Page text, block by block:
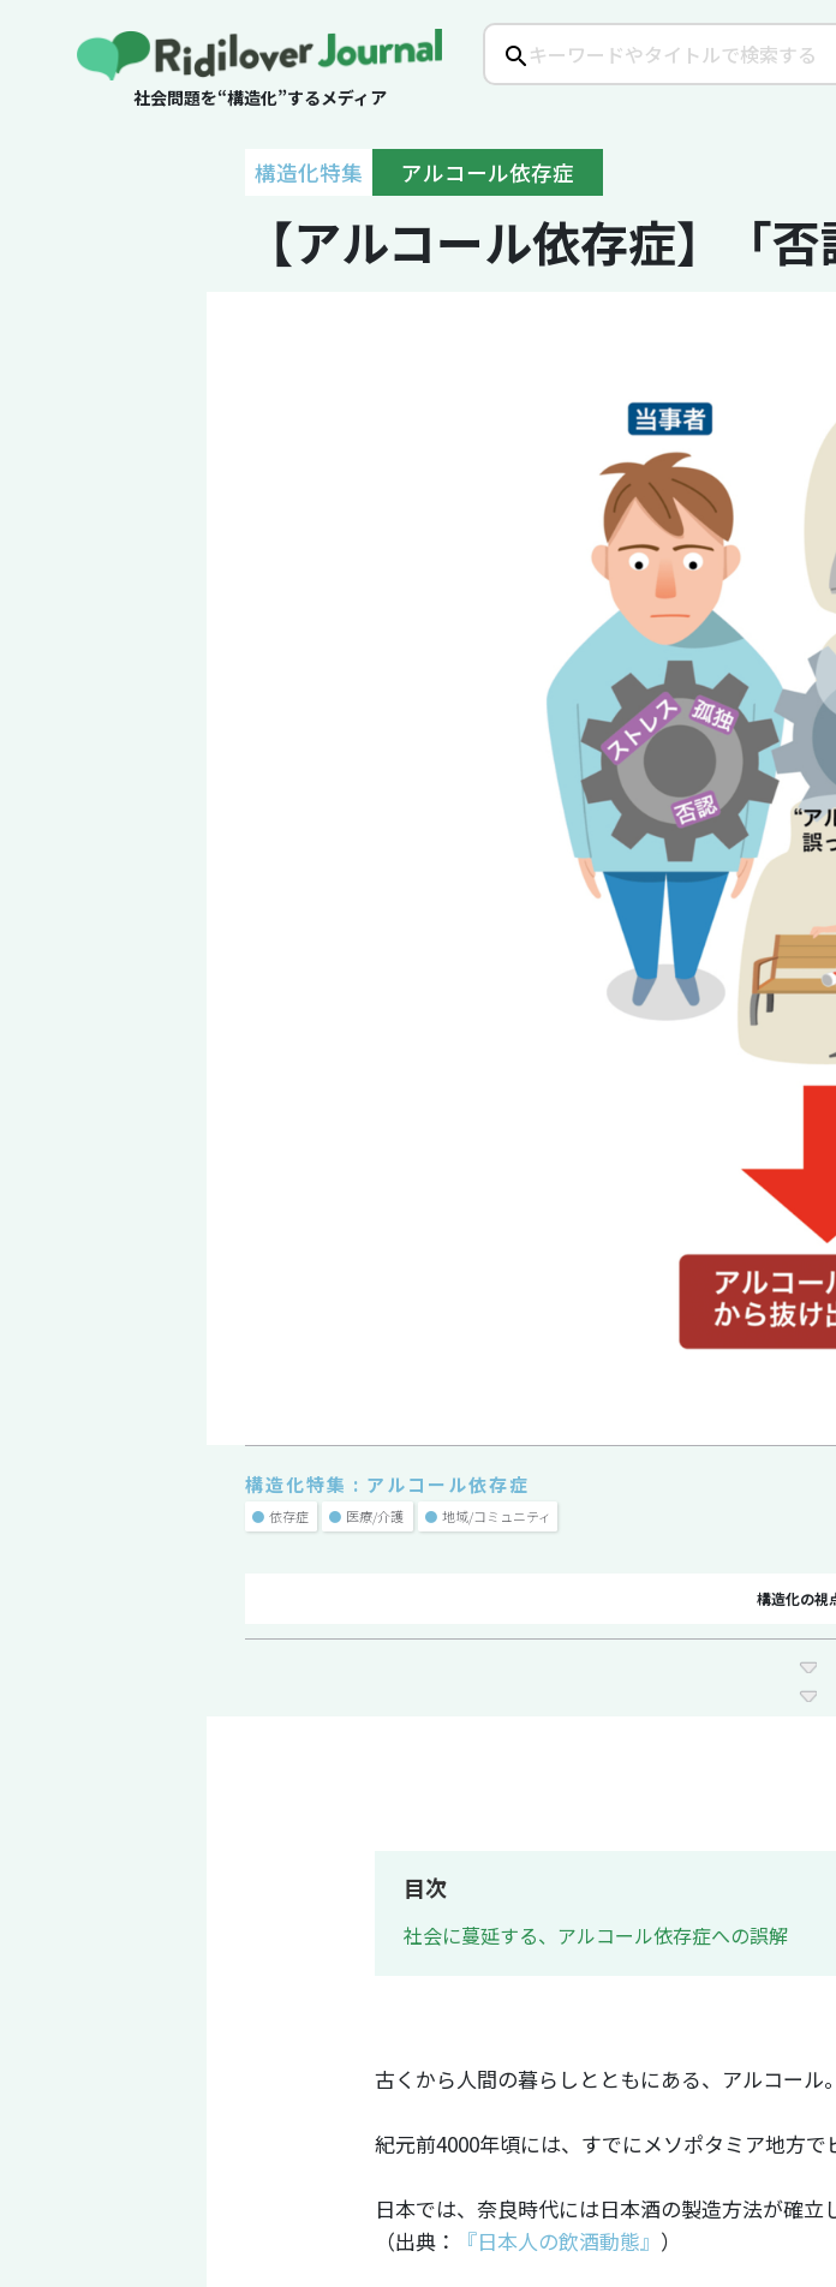
社会問題を“構造化”するメディア
構造化特集 アルコール依存症
【アルコール依存症】「
構造化特集 : アルコール依存症
● 依存症 ● 医療/介護 ● 地域/コミュニティ
構造化の視
目次
社会に蔓延する、アルコール依存症への誤解
古くから人間の暮らしとともにある、アルコール。
紀元前4000年頃には、すでにメソポタミア地方で
日本では、奈良時代には日本酒の製造方法が確立
（出典：
『日本人の飲酒動態』 ）